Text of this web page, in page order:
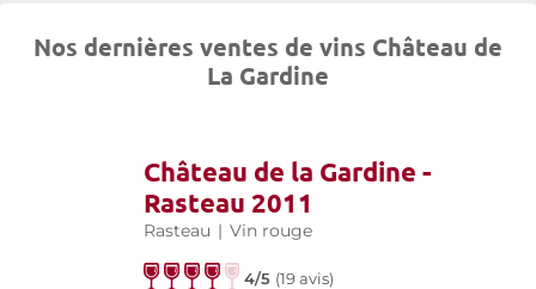
Nos dernières ventes de vins Château de
La Gardine
Château de la Gardine -
Rasteau 2011
Rasteau | Vin rouge
4/5 (19 avis)